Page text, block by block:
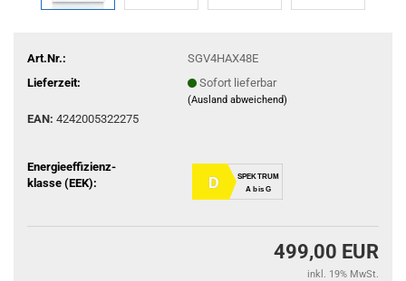
Art.Nr.:
SGV4HAX48E
Lieferzeit:
Sofort lieferbar
(Ausland abweichend)
EAN: 4242005322275
Energieeffizienz-
klasse (EEK):
D
SPEKTRUM
A bis G
499,00 EUR
inkl. 19% MwSt.